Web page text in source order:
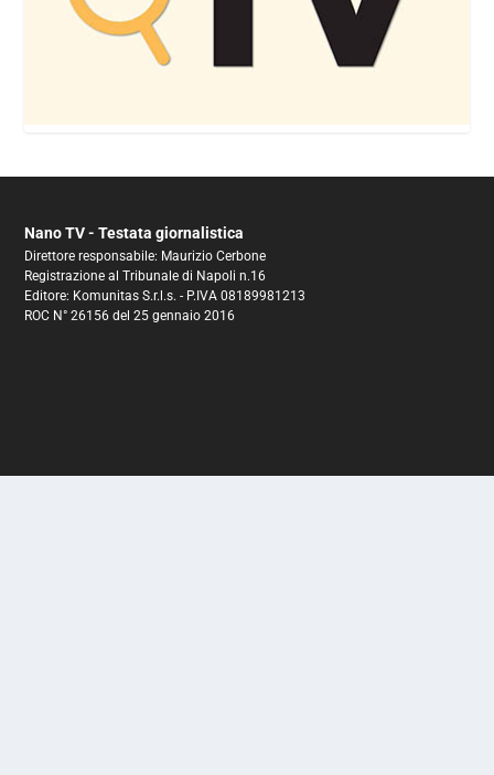
Nano TV - Testata giornalistica
Direttore responsabile: Maurizio Cerbone
Registrazione al Tribunale di Napoli n.16
Editore: Komunitas S.r.l.s. - P.IVA 08189981213
ROC N° 26156 del 25 gennaio 2016